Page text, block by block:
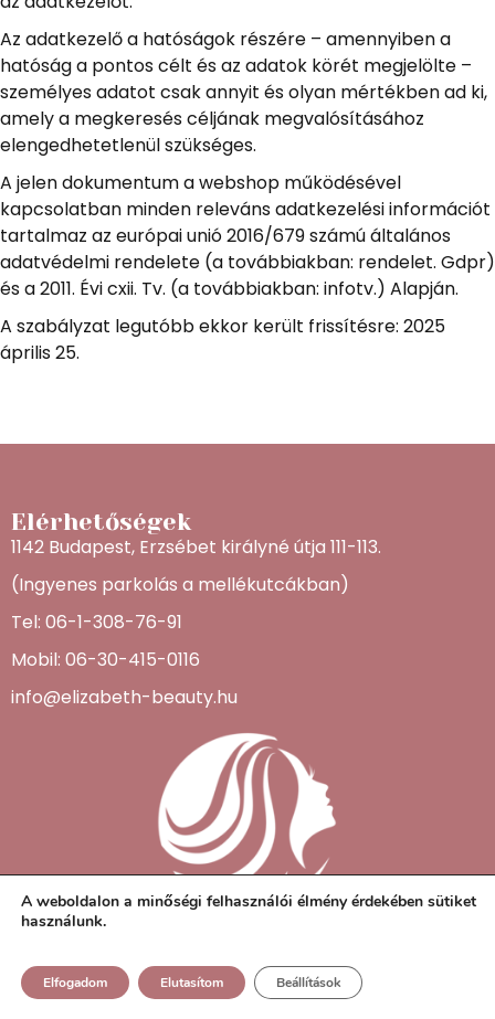
Az adatkezelő a hatóságok részére – amennyiben a
hatóság a pontos célt és az adatok körét megjelölte –
személyes adatot csak annyit és olyan mértékben ad ki,
amely a megkeresés céljának megvalósításához
elengedhetetlenül szükséges.
A jelen dokumentum a webshop működésével
kapcsolatban minden releváns adatkezelési információt
tartalmaz az európai unió 2016/679 számú általános
adatvédelmi rendelete (a továbbiakban: rendelet. Gdpr)
és a 2011. Évi cxii. Tv. (a továbbiakban: infotv.) Alapján.
A szabályzat legutóbb ekkor került frissítésre: 2025
április 25.
Elérhetőségek
1142 Budapest, Erzsébet királyné útja 111-113.
(Ingyenes parkolás a mellékutcákban)
Tel: 06-1-308-76-91
Mobil: 06-30-415-0116
info@elizabeth-beauty.hu
A weboldalon a minőségi felhasználói élmény érdekében sütiket
használunk.
Elfogadom Elutasítom Beállítások